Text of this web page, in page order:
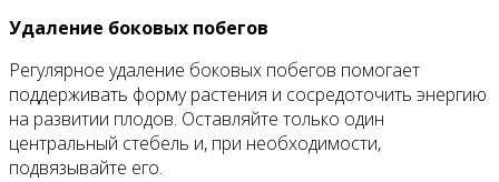
Удаление боковых побегов
Регулярное удаление боковых побегов помогает
поддерживать форму растения и сосредоточить энергию
на развитии плодов. Оставляйте только один
центральный стебель и, при необходимости,
подвязывайте его.